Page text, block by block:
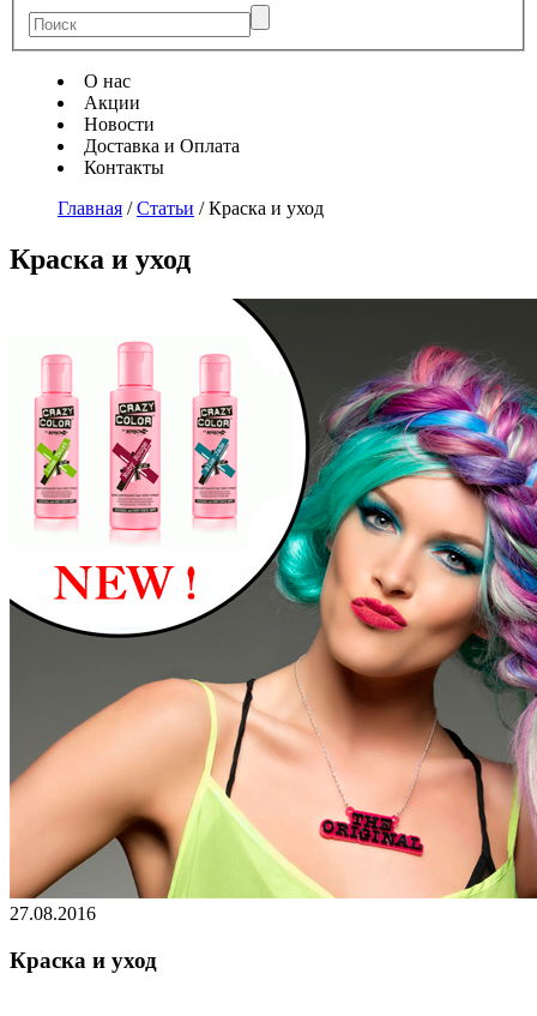
О нас
Акции
Новости
Доставка и Оплата
Контакты
Главная /Статьи /Краска и уход
Краска и уход
27.08.2016
Краска и уход